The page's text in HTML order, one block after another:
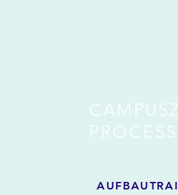
CAMPUSZ
PROCESS